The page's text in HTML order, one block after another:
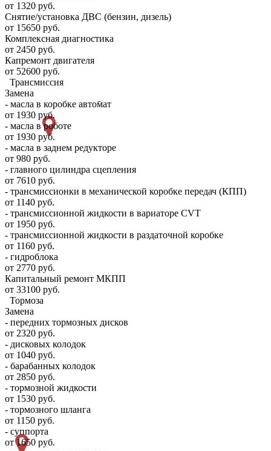
от 1320 руб.
Снятие/установка ДВС (бензин, дизель)
от 15650 руб.
Комплексная диагностика
от 2450 руб.
Капремонт двигателя
от 52600 руб.
Трансмиссия
Замена
- масла в коробке автомат
от 1930 руб.
- масла в роботе
от 1930 руб.
- масла в заднем редукторе
от 980 руб.
- главного цилиндра сцепления
от 7610 руб.
- трансмиссионки в механической коробке передач (КПП)
от 1140 руб.
- трансмиссионной жидкости в вариаторе CVT
от 1950 руб.
- трансмиссионной жидкости в раздаточной коробке
от 1160 руб.
- гидроблока
от 2770 руб.
Капитальный ремонт МКПП
от 33100 руб.
Тормоза
Замена
- передних тормозных дисков
от 2320 руб.
- дисковых колодок
от 1040 руб.
- барабанных колодок
от 2850 руб.
- тормозной жидкости
от 1530 руб.
- тормозного шланга
от 1150 руб.
- суппорта
от 1650 руб.